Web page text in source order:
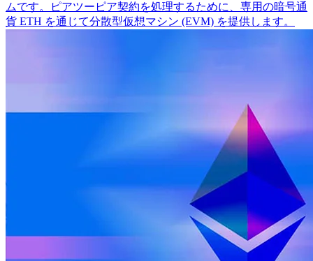
ムです。ピアツーピア契約を処理するために、専用の暗号通
貨 ETH を通じて分散型仮想マシン (EVM) を提供します。